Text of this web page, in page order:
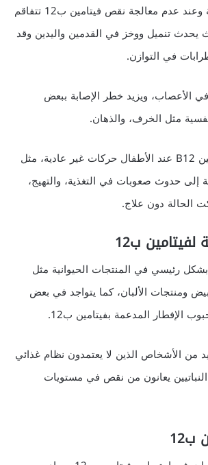
في الحالات المتقدمة وعند عدم معالجة نقص فيتامين ب12 تتفاقم
يحدث تنميل ووخز في القدمين واليدين وقد
في التوازن.
الأعصاب، ويزيد خطر الإصابة ببعض
مثل الخرف، والذهان.
قد يسبب نقص فيتامين B12 عند الأطفال حركات غير عادية، مثل
إلى حدوث صعوبات في التغذية، والتهيج،
الحالة دون علاج.
لفيتامين ب12
بشكل رئيسي في المنتجات الحيوانية مثل
ومنتجات الألبان، كما يتواجد في بعض
الإفطار المدعمة بفيتامين ب12.
من الأشخاص الذين لا يعتمدون نظام غذائي
يعانون من نقص في مستويات